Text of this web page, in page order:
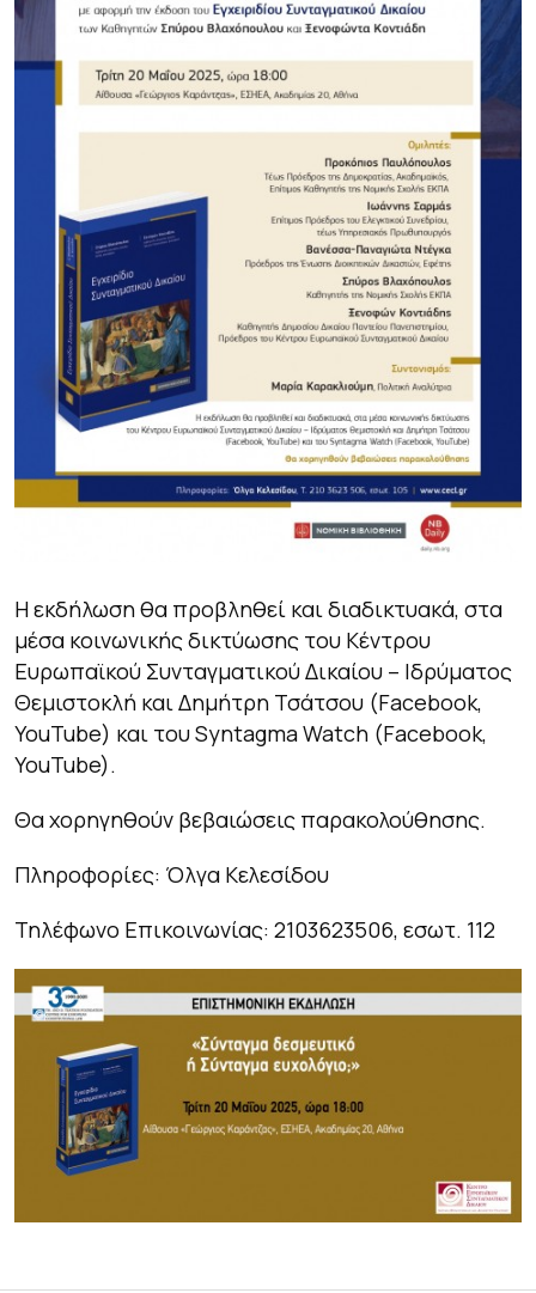
Η εκδήλωση θα προβληθεί και διαδικτυακά, στα
μέσα κοινωνικής δικτύωσης του Κέντρου
Ευρωπαϊκού Συνταγματικού Δικαίου – Ιδρύματος
Θεμιστοκλή και Δημήτρη Τσάτσου (Facebook,
YouTube) και του Syntagma Watch (Facebook,
YouTube).
Θα χορηγηθούν βεβαιώσεις παρακολούθησης.
Πληροφορίες: Όλγα Κελεσίδου
Τηλέφωνο Επικοινωνίας: 2103623506, εσωτ. 112